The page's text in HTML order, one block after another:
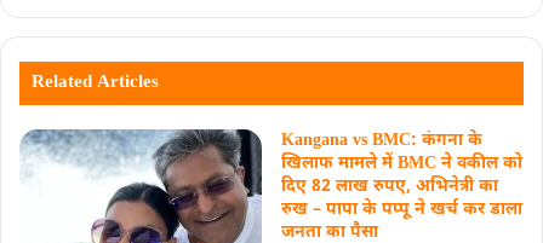
Related Articles
Kangana vs BMC: कंगना के
खिलाफ मामले में BMC ने वकील को
दिए 82 लाख रुपए, अभिनेत्री का
रुख – पापा के पप्पू ने खर्च कर डाला
जनता का पैसा